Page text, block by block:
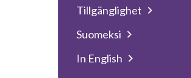
Tillgänglighet
Suomeksi
In English